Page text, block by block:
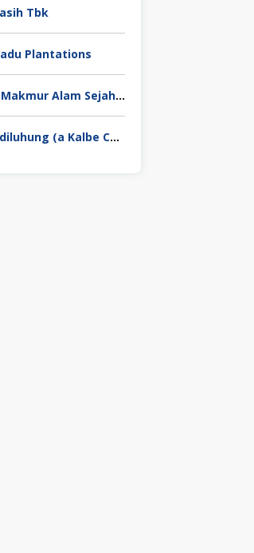
Tbk
Plantations
PT Equalindo Makmur Alam Sejahtera (Equalindo Group)
PT Bifarma Adiluhung (a Kalbe Company)